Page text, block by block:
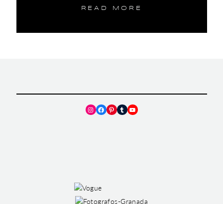
READ MORE
Instagram
Facebook
Pinterest
TumblrYouTube